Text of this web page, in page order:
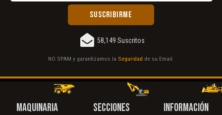
58,149 Suscritos
NO SPAM y garantizamos la Seguridad de su Email.
MAQUINARIA
SECCIONES
INFORMACIÓN